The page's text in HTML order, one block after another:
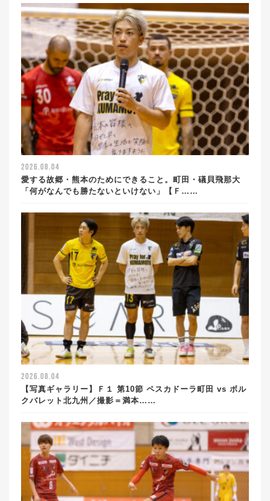
2026.08.04
愛する故郷・熊本のためにできること。町田・礒貝飛那大
「何がなんでも勝たないといけない」【Ｆ……
2026.08.04
【写真ギャラリー】Ｆ１ 第10節 ペスカドーラ町田 vs ボル
クバレット北九州／撮影＝満本……